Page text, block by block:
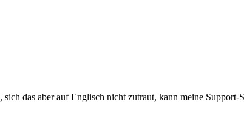
das aber auf Englisch nicht zutraut, kann meine Support-